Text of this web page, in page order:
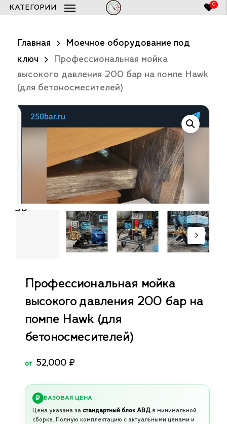
Skip
content
0
КАТЕГОРИИ
Главная
Моечное оборудование под
ключ
Профессиональная мойка
высокого давления 200 бар на помпе Hawk
(для бетоносмесителей)
3D
Профессиональная мойка
высокого давления 200 бар на
помпе Hawk (для
бетоносмесителей)
от 52,000 ₽
БАЗОВАЯ ЦЕНА
Цена указана за стандартный блок АВД в минимальной
сборке. Полную комплектацию с актуальными ценами и